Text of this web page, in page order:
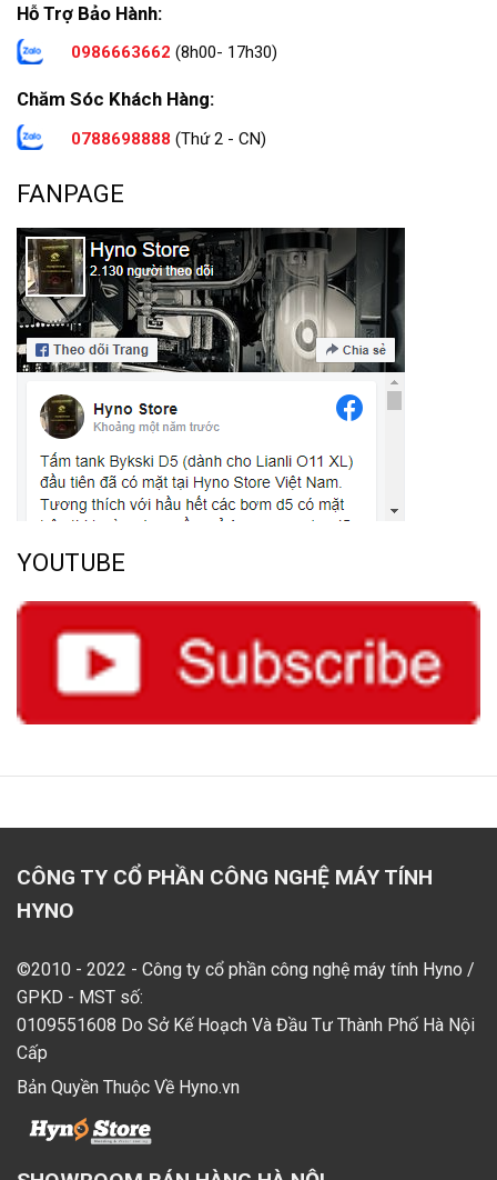
Hỗ Trợ Bảo Hành:
0986663662 (8h00- 17h30)
Chăm Sóc Khách Hàng:
0788698888 (Thứ 2 - CN)
FANPAGE
YOUTUBE
CÔNG TY CỔ PHẦN CÔNG NGHỆ MÁY TÍNH
HYNO
©2010 - 2022 - Công ty cổ phần công nghệ máy tính Hyno /
GPKD - MST số:
0109551608 Do Sở Kế Hoạch Và Đầu Tư Thành Phố Hà Nội
Cấp
Bản Quyền Thuộc Về Hyno.vn